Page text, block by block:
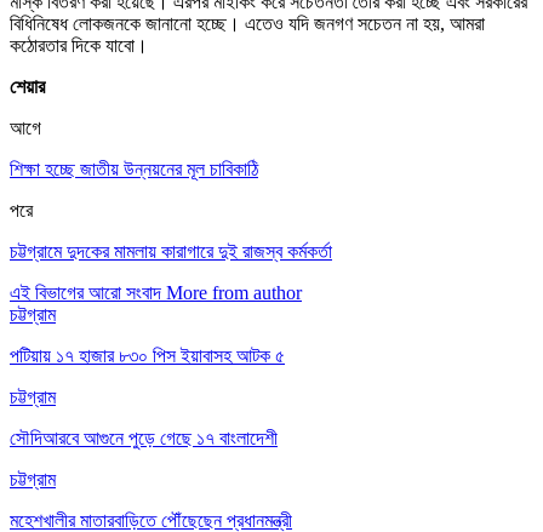
বিধিনিষেধ লোকজনকে জানানো হচ্ছে। এতেও যদি জনগণ সচেতন না হয়, আমরা
কঠোরতার দিকে যাবো।
শেয়ার
আগে
শিক্ষা হচ্ছে জাতীয় উন্নয়নের মূল চাবিকাঠি
পরে
চট্টগ্রামে দুদকের মামলায় কারাগারে দুই রাজস্ব কর্মকর্তা
এই বিভাগের আরো সংবাদ More from author
চট্টগ্রাম
পটিয়ায় ১৭ হাজার ৮৩০ পিস ইয়াবাসহ আটক ৫
চট্টগ্রাম
সৌদিআরবে আগুনে পুড়ে গেছে ১৭ বাংলাদেশী
চট্টগ্রাম
মহেশখালীর মাতারবাড়িতে পৌঁছেছেন প্রধানমন্ত্রী